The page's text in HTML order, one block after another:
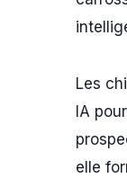
Les
IA
elle